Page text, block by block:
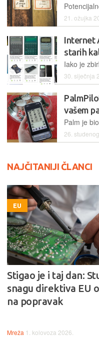
21. ožujka
Internet
starih
30. siječnja
vašem
26.
NAJČITANIJI ČLANCI
EU
Stigao je i taj dan:
snagu direktiva EU
na popravak
Mreža 1. kolovoza 2026.